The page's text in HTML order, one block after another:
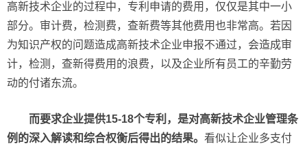
高新技术企业的过程中，专利申请的费用，仅仅是其中一小
部分。审计费，检测费，查新费等其他费用也非常高。若因
为知识产权的问题造成高新技术企业申报不通过，会造成审
计，检测，查新得费用的浪费，以及企业所有员工的辛勤劳
动的付诸东流。
而要求企业提供15-18个专利，是对高新技术企业管理条
例的深入解读和综合权衡后得出的结果。 看似让企业多支付